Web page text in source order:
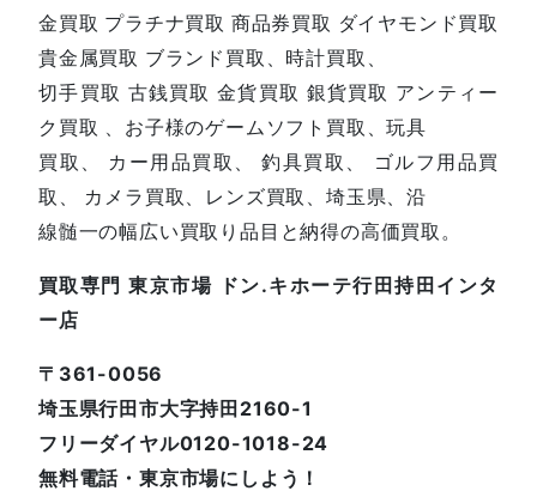
金買取 プラチナ買取 商品券買取 ダイヤモンド買取
貴金属買取 ブランド買取、時計買取、
切手買取 古銭買取 金貨買取 銀貨買取 アンティー
ク買取 、お子様のゲームソフト買取、玩具
買取、 カー用品買取、 釣具買取、 ゴルフ用品買
取、 カメラ買取、レンズ買取、埼玉県、沿
線髄一の幅広い買取り品目と納得の高価買取。
買取専門 東京市場 ドン.キホーテ行田持田インタ
ー店
〒361-0056
埼玉県行田市大字持田2160-1
フリーダイヤル0120-1018-24
無料電話・東京市場にしよう！